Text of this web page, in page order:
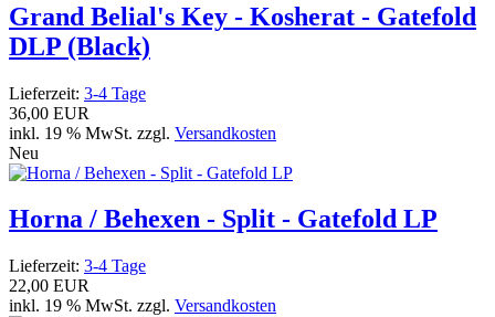
Grand Belial's Key - Kosherat - Gatefold
DLP (Black)
Lieferzeit: 3-4 Tage
36,00 EUR
inkl. 19 % MwSt. zzgl. Versandkosten
Neu
Horna / Behexen - Split - Gatefold LP
Lieferzeit: 3-4 Tage
22,00 EUR
inkl. 19 % MwSt. zzgl. Versandkosten